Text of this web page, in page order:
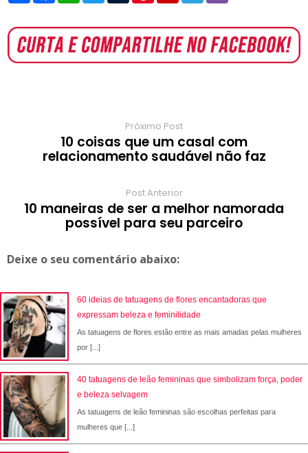
e b
o
o
k
s
A
p
p
t
e
r
l
r
e
r
e
s
b
o
a
r
g
r
a
m
r
Próximo Post
10 coisas que um casal com
relacionamento saudável não faz
Post Anterior
10 maneiras de ser a melhor namorada
possível para seu parceiro
Deixe o seu comentário abaixo:
60 ideias de tatuagens de flores encantadoras que
expressam beleza e feminilidade
As tatuagens de flores estão entre as mais amadas pelas mulheres
por [...]
40 tatuagens de leão femininas que simbolizam força, poder
e beleza selvagem
As tatuagens de leão femininas são escolhas perfeitas para
mulheres que [...]